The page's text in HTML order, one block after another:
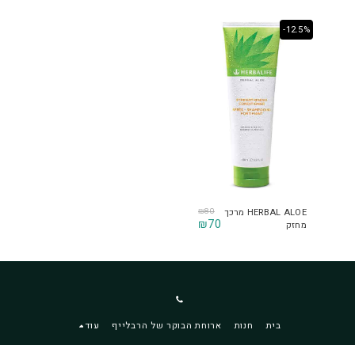
-12.5%
HERBAL ALOE מרכך
מחזק
₪80
₪70
בית חנות ארוחת הבוקר של הרבלייף עוד